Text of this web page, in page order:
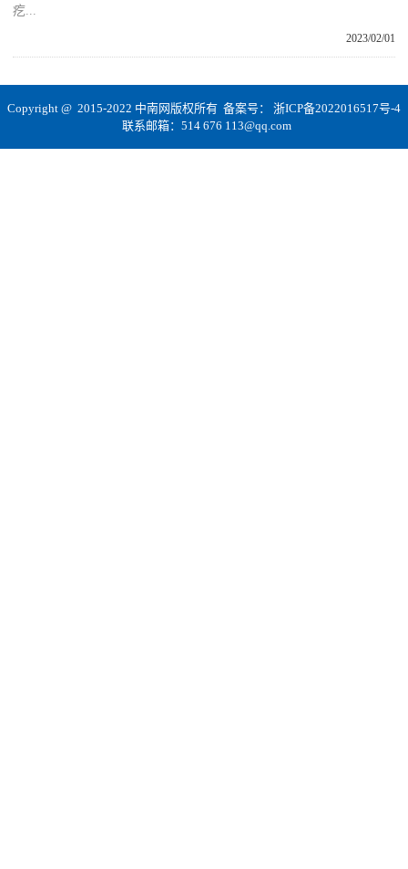
疙...
2023/02/01
Copyright @ 2015-2022 中南网版权所有 备案号： 浙ICP备2022016517号-4
联系邮箱：514 676 113@qq.com